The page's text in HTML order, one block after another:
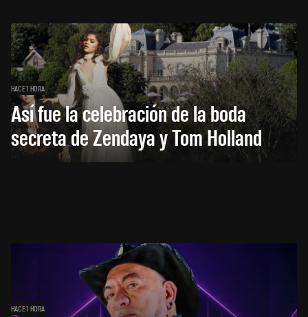
HACE 1 HORA
Así fue la celebración de la boda
secreta de Zendaya y Tom Holland
HACE 1 HORA